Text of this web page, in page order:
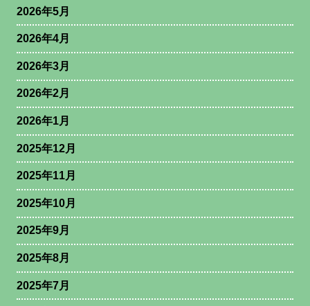
2026年5月
2026年4月
2026年3月
2026年2月
2026年1月
2025年12月
2025年11月
2025年10月
2025年9月
2025年8月
2025年7月